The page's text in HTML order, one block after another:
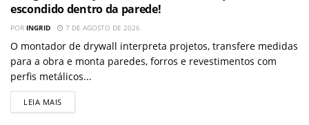
escondido dentro da parede!
POR INGRID 7 DE AGOSTO DE 2026
O montador de drywall interpreta projetos, transfere medidas
para a obra e monta paredes, forros e revestimentos com
perfis metálicos...
LEIA MAIS